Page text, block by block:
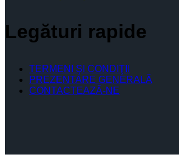
Legături rapide
TERMENI ŞI CONDIŢII
PREZENTARE GENERALĂ
CONTACTEAZĂ-NE